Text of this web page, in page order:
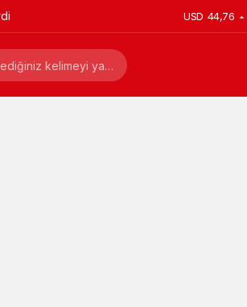
USD 44,76